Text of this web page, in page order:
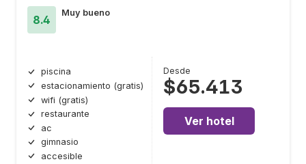
8.4
Muy bueno
piscina
estacionamiento (gratis)
wifi (gratis)
restaurante
ac
gimnasio
accesible
Desde
$65.413
Ver hotel